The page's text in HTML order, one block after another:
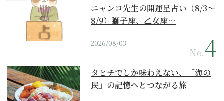
ニャンコ先生の開運星占い（8/3～
8/9）獅子座、乙女座…
2026/08/03
No.
タヒチでしか味わえない、「海の
民」の記憶へとつながる旅